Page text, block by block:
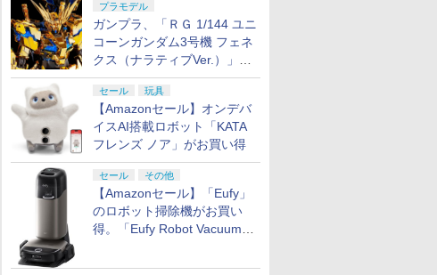
プラモデル
ガンプラ、「ＲＧ 1/144 ユニ
コーンガンダム3号機 フェネ
クス（ナラティブVer.）」
と、「ＨＧ 1/144 ガンダムエ
アマスターバースト」再販
セール 玩具
【Amazonセール】オンデバ
イスAI搭載ロボット「KATA
フレンズ ノア」がお買い得
セール その他
【Amazonセール】「Eufy」
のロボット掃除機がお買い
得。「Eufy Robot Vacuum